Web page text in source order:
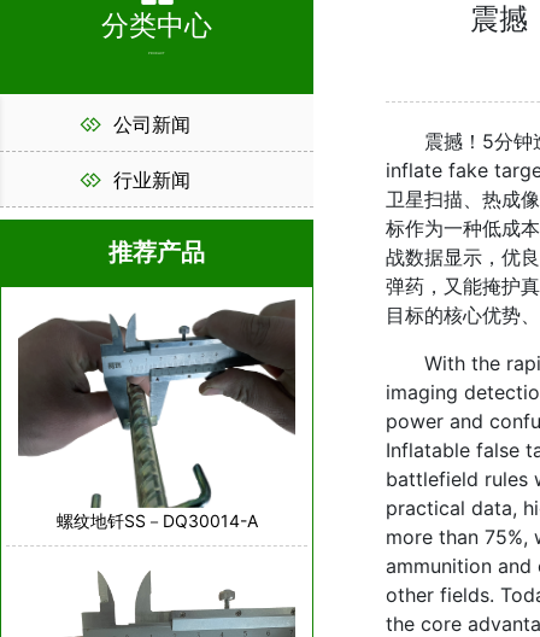
震撼
震撼！5分钟造
inflate fake
卫星扫描、热成
标作为一种低成
战数据显示，优
弹药，又能掩护
目标的核心优势
With the rapid
imaging
power and
Inflatable false
battlefield rules
practical data,
more than
ammunition
other fields.
the core
分类中心
PRODUCT
公司新闻
行业新闻
推荐产品
螺纹地钎SS－DQ30014-A